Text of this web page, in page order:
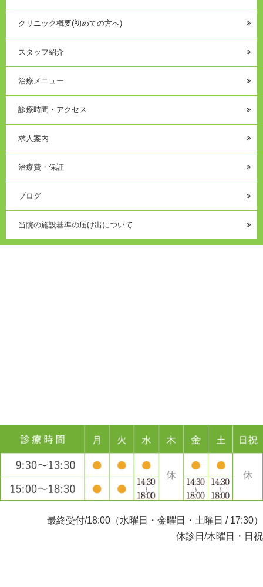
クリニック概要(初めての方へ)
スタッフ紹介
治療メニュー
診療時間・アクセス
求人案内
治療費・保証
ブログ
当院の施設基準の届け出について
最終受付/18:00（水曜日・金曜日・土曜日 / 17:30）
休診日/木曜日・日祝